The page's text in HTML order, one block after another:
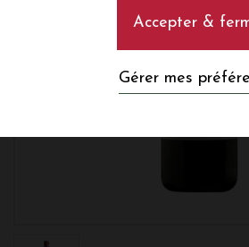
Accepter &
Gérer mes